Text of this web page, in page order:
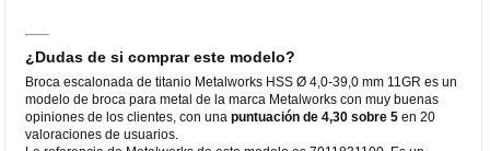
¿Dudas de si comprar este modelo?
Broca escalonada de titanio Metalworks HSS Ø 4,0-39,0 mm 11GR es un
modelo de broca para metal de la marca Metalworks con muy buenas
opiniones de los clientes, con unapuntuación de 4,30 sobre 5 en 20
valoraciones de usuarios.